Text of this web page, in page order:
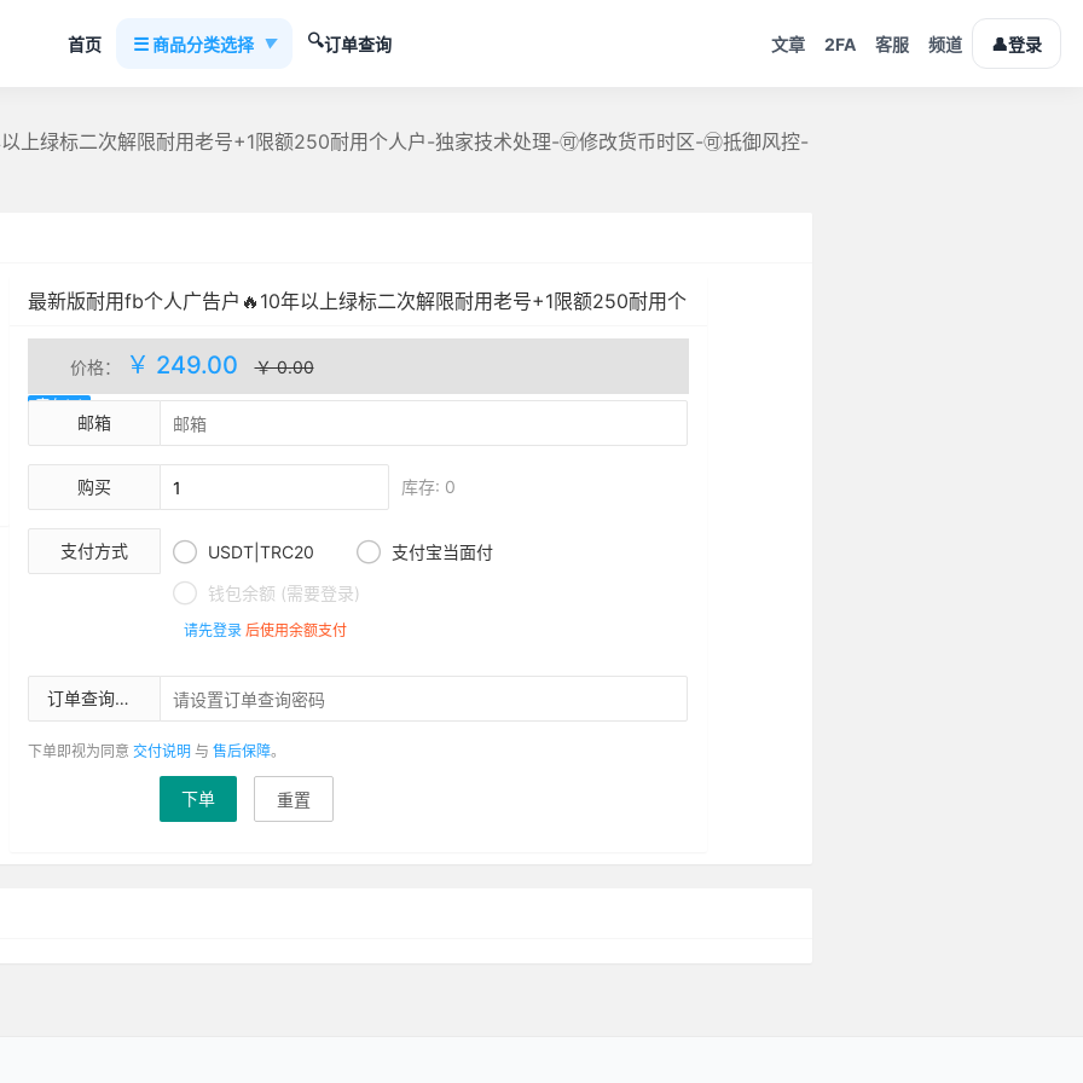
首页 ☰商品分类选择 ▼ 🔍订单查询 文章 2FA 客服 频道 👤登录
上绿标二次解限耐用老号+1限额250耐用个人户-独家技术处理-🉑️修改货币时区-🉑️抵御风控-
最新版耐用fb个人广告户🔥10年以上绿标二次解限耐用老号+1限额250耐用个
人户-独家技术处理-🉑️修改货币时区-🉑️抵御风控-包首登绑卡不挂
库存(0)
价格： ￥ 249.00 ￥ 0.00
邮箱
购买 库存: 0
支付方式  USDT|TRC20  支付宝当面付
 钱包余额 (需要登录)
请先登录后使用余额支付
订单查询密码
下单即视为同意 交付说明 与 售后保障。
下单 重置